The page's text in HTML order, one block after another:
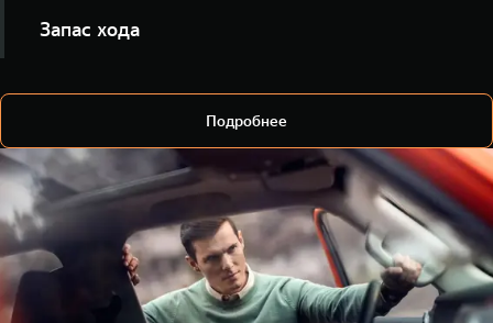
удалённо, не открывая приложение.
Запас хода
дальность поездки.
Подробнее